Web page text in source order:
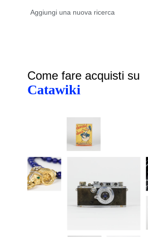
Come fare acquisti su
Catawiki